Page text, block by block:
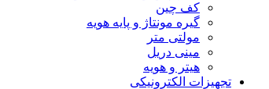
کف چین
گیره مونتاژ و پایه هویه
مولتی متر
مینی دریل
هیتر و هویه
تجهیزات الکترونیکی